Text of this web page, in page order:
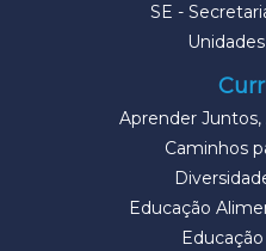
SE -
Aprender
Caminhos
Educação